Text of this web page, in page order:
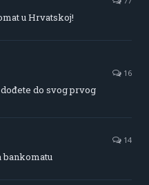
u Hrvatskoj!
16
do svog prvog
14
bankomatu